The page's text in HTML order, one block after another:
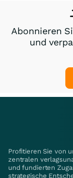
Abonnieren
und
Profitieren Sie von
zentralen
und fundierten
strategische